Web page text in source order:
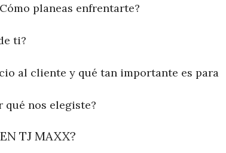
planeas enfrentarte?
ti?
al cliente y qué tan importante es para
qué nos elegiste?
TJ MAXX?